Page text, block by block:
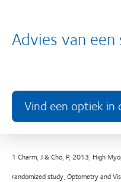
Advies van
Vind een optiek in
1 Charm, J & Cho, P, 2013, High
randomized study, Optometry and